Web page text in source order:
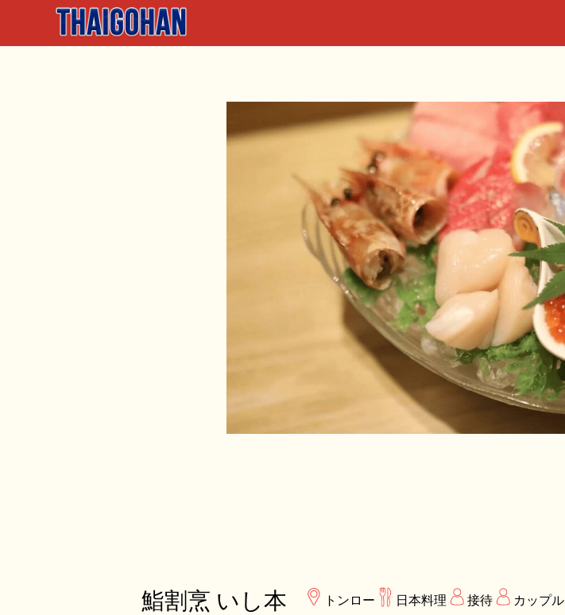
鮨割烹 いし本 トンロー 日本料理 接待 カップル